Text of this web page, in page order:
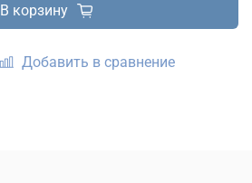
Добавить в сравнение
В корзину